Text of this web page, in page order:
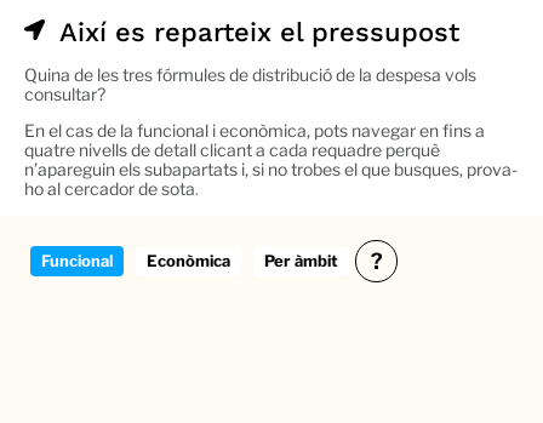
Així es reparteix el pressupost
Quina de les tres fórmules de distribució de la despesa vols
consultar?
En el cas de la funcional i econòmica, pots navegar en fins a
quatre nivells de detall clicant a cada requadre perquè
n’apareguin els subapartats i, si no trobes el que busques, prova-
ho al cercador de sota.
?
Funcional Econòmica Per àmbit